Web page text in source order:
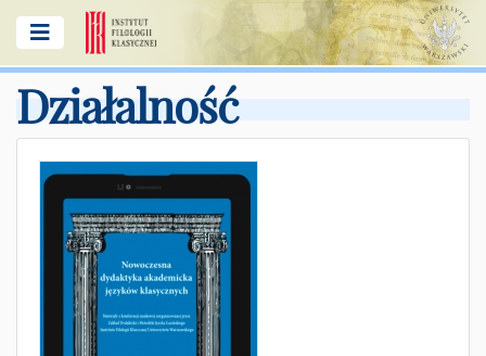
Działalność